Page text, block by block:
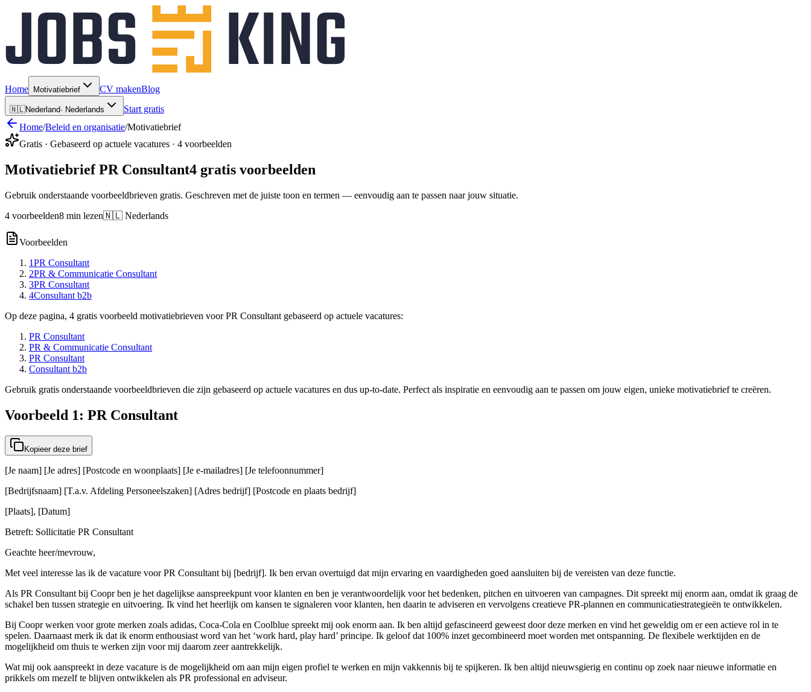
Home Motivatiebrief CV makenBlog
🇳🇱Nederland· Nederlands
Start gratis
Home/Beleid en organisatie/Motivatiebrief
Gratis · Gebaseerd op actuele vacatures · 4 voorbeelden
Motivatiebrief PR Consultant4 gratis voorbeelden
Gebruik onderstaande voorbeeldbrieven gratis. Geschreven met de juiste toon en termen — eenvoudig aan te passen naar jouw situatie.
4 voorbeelden8 min lezen🇳🇱 Nederlands
Voorbeelden
1PR Consultant
2PR & Communicatie Consultant
3PR Consultant
4Consultant b2b
Op deze pagina, 4 gratis voorbeeld motivatiebrieven voor PR Consultant gebaseerd op actuele vacatures:
PR Consultant
PR & Communicatie Consultant
PR Consultant
Consultant b2b
Gebruik gratis onderstaande voorbeeldbrieven die zijn gebaseerd op actuele vacatures en dus up-to-date. Perfect als inspiratie en eenvoudig aan te passen om jouw eigen, unieke motivatiebrief te creëren.
Voorbeeld 1: PR Consultant
Kopieer deze brief
[Je naam] [Je adres] [Postcode en woonplaats] [Je e-mailadres] [Je telefoonnummer]
[Bedrijfsnaam] [T.a.v. Afdeling Personeelszaken] [Adres bedrijf] [Postcode en plaats bedrijf]
[Plaats], [Datum]
Betreft: Sollicitatie PR Consultant
Geachte heer/mevrouw,
Met veel interesse las ik de vacature voor PR Consultant bij [bedrijf]. Ik ben ervan overtuigd dat mijn ervaring en vaardigheden goed aansluiten bij de vereisten van deze functie.
Als PR Consultant bij Coopr ben je het dagelijkse aanspreekpunt voor klanten en ben je verantwoordelijk voor het bedenken, pitchen en uitvoeren van campagnes. Dit spreekt mij enorm aan, omdat ik graag de
schakel ben tussen strategie en uitvoering. Ik vind het heerlijk om kansen te signaleren voor klanten, hen daarin te adviseren en vervolgens creatieve PR-plannen en communicatiestrategieën te ontwikkelen.
Bij Coopr werken voor grote merken zoals adidas, Coca-Cola en Coolblue spreekt mij ook enorm aan. Ik ben altijd gefascineerd geweest door deze merken en vind het geweldig om er een actieve rol in te
spelen. Daarnaast merk ik dat ik enorm enthousiast word van het ‘work hard, play hard’ principe. Ik geloof dat 100% inzet gecombineerd moet worden met ontspanning. De flexibele werktijden en de
mogelijkheid om thuis te werken zijn voor mij daarom zeer aantrekkelijk.
Wat mij ook aanspreekt in deze vacature is de mogelijkheid om aan mijn eigen profiel te werken en mijn vakkennis bij te spijkeren. Ik ben altijd nieuwsgierig en continu op zoek naar nieuwe informatie en
prikkels om mezelf te blijven ontwikkelen als PR professional en adviseur.